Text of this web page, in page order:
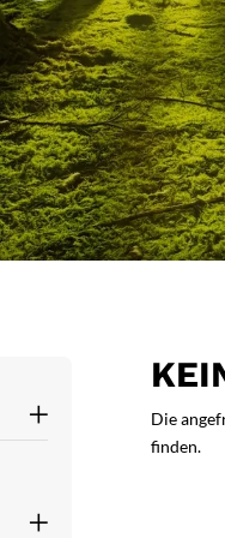
Die
finden.